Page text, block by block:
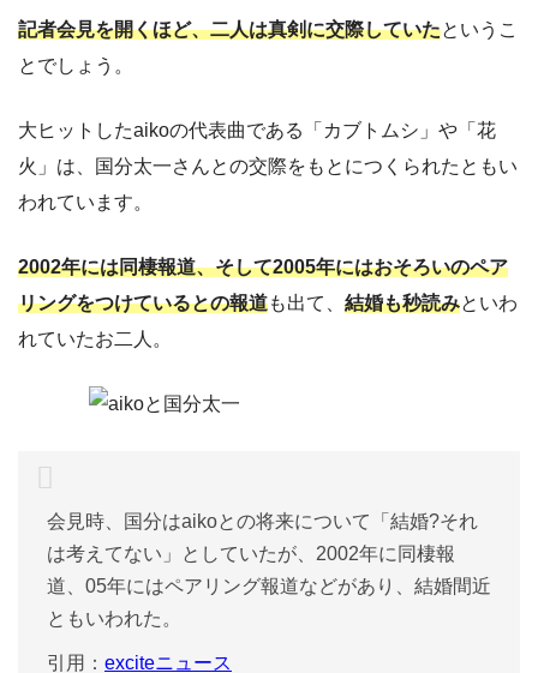
記者会見を開くほど、二人は真剣に交際していたというこ
とでしょう。
大ヒットしたaikoの代表曲である「カブトムシ」や「花
火」は、国分太一さんとの交際をもとにつくられたともい
われています。
2002年には同棲報道、そして2005年にはおそろいのペア
リングをつけているとの報道も出て、 結婚も秒読みといわ
れていたお二人。
会見時、国分はaikoとの将来について「結婚?それ
は考えてない」としていたが、2002年に同棲報
道、05年にはペアリング報道などがあり、結婚間近
ともいわれた。
引用： exciteニュース